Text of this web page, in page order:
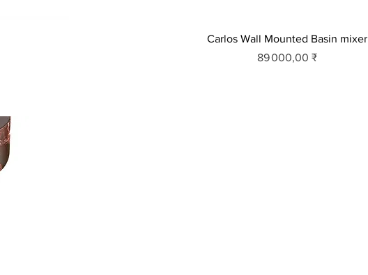
Carlos Wall Mounted Basin mixer
Prix
89 000,00 ₹